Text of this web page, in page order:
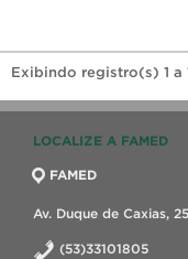
Exibindo registro(s) 1 a
LOCALIZE A FAMED
FAMED
Av. Duque de Caxias,
(53)33101805